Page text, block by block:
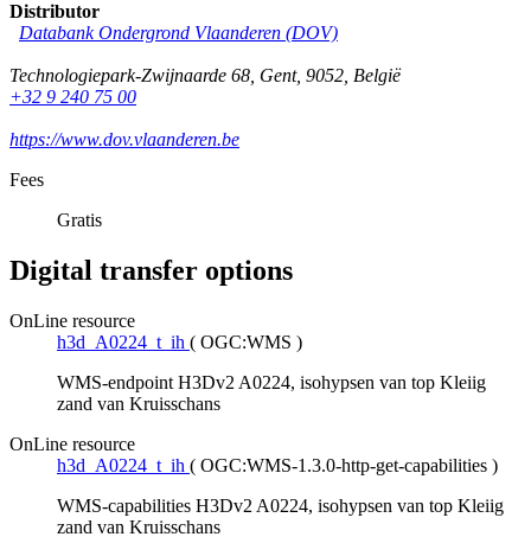
Distributor
Databank Ondergrond Vlaanderen (DOV)
Technologiepark-Zwijnaarde 68, Gent, 9052, België
+32 9 240 75 00
https://www.dov.vlaanderen.be
Fees
Gratis
Digital transfer options
OnLine resource
h3d_A0224_t_ih ( OGC:WMS )
WMS-endpoint H3Dv2 A0224, isohypsen van top Kleiig
zand van Kruisschans
OnLine resource
h3d_A0224_t_ih ( OGC:WMS-1.3.0-http-get-capabilities )
WMS-capabilities H3Dv2 A0224, isohypsen van top Kleiig
zand van Kruisschans